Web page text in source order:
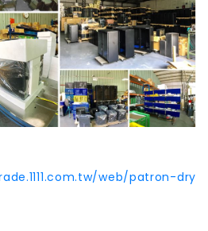
web/patron-dry